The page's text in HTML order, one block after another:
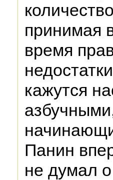
принимая
время
кажутся
Панин
не думал